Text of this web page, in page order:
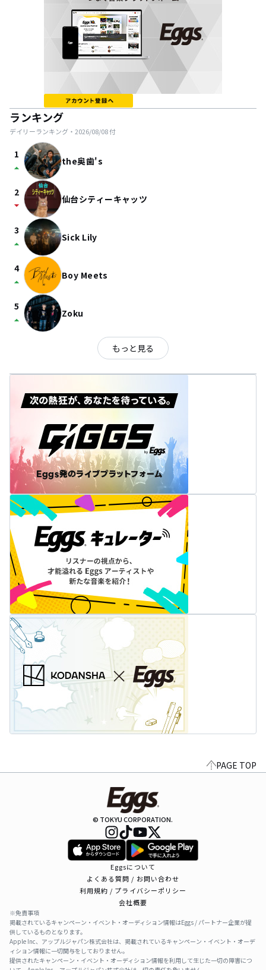
ランキング
デイリーランキング・ 2026/08/08付
1
arrow_drop_up the奥歯's
2
arrow_drop_down 仙台シティーキャッツ
3
arrow_drop_up Sick Lily
4
arrow_drop_up Boy Meets
5
arrow_drop_up Zoku
もっと見る
PAGE TOP
© TOKYU CORPORATION.
Eggsについて
よくある質問 / お問い合わせ
利用規約 / プライバシーポリシー
会社概要
※免責事項
掲載されているキャンペーン・イベント・オーディション情報はEggs / パートナー企業が提
供しているものとなります。
Apple Inc、アップルジャパン株式会社は、掲載されているキャンペーン・イベント・オーデ
ィション情報に一切関与をしておりません。
提供されたキャンペーン・イベント・オーディション情報を利用して生じた一切の障害につ